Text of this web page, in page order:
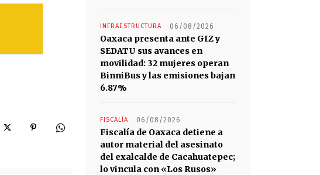
INFRAESTRUCTURA 06/08/2026
Oaxaca presenta ante GIZ y
SEDATU sus avances en
movilidad: 32 mujeres operan
BinniBus y las emisiones bajan
6.87%
FISCALÍA 06/08/2026
Fiscalía de Oaxaca detiene a
autor material del asesinato
del exalcalde de Cacahuatepec;
lo vincula con «Los Rusos»